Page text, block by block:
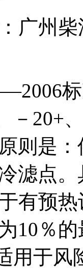
广州
－20+
则是
滤点
有预
10％
用于